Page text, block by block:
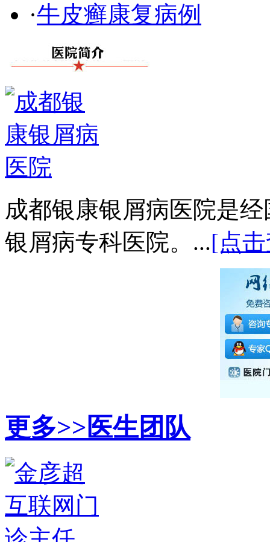
·牛皮癣康复病例
成都银康银屑病医院是
银屑病专科医院。...[点
更多>>医生团队